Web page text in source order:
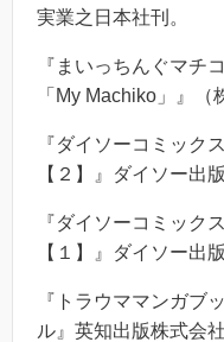
実業之日本社刊。
『まいっちんぐマチ
「My Machiko」』（
『ダイソーコミック
【２】』ダイソー出版
『ダイソーコミック
【１】』ダイソー出版
『トラウママンガブ
ル』英知出版株式会社